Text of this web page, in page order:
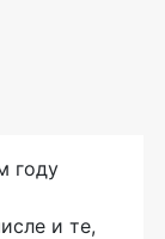
году
и те,